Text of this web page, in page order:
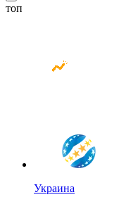
топ
Украина